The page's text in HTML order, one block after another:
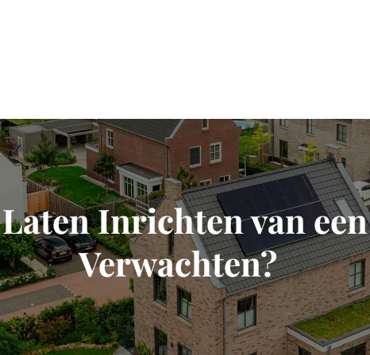
Inrichten van
Verwachten?